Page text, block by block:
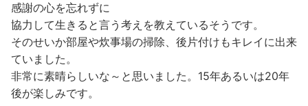
感謝の心を忘れずに
協力して生きると言う考えを教えているそうです。
そのせいか部屋や炊事場の掃除、後片付けもキレイに出来
ていました。
非常に素晴らしいな～と思いました。15年あるいは20年
後が楽しみです。